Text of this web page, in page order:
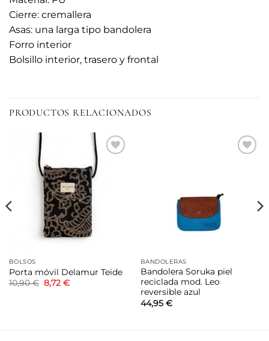
Cierre: cremallera
Asas: una larga tipo bandolera
Forro interior
Bolsillo interior, trasero y frontal
PRODUCTOS RELACIONADOS
BOLSOS
Porta móvil Delamur Teide
10,90€ El
precio
8,72 €El
BANDOLERAS
Bandolera Soruka piel
reciclada mod. Leo
reversible azul
44,95 €